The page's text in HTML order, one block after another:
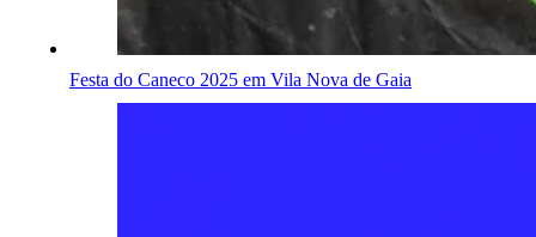
Festa do Caneco 2025 em Vila Nova de Gaia